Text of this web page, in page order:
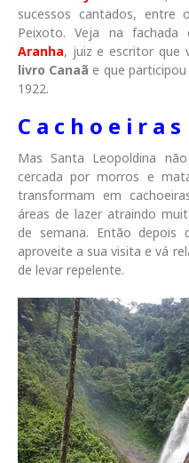
sucessos cantados, entre
Peixoto. Veja na
Aranha, juiz e escritor que
livro Canaã e que
1922.
C a c h o e i r a s
Mas Santa Leopoldina
cercada por morros e
transformam em
áreas de lazer atraindo
de semana. Então depois
aproveite a sua visita e vá
de levar repelente.